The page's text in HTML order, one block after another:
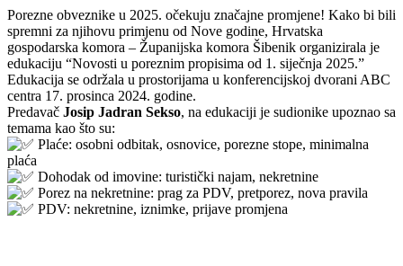
Porezne obveznike u 2025. očekuju značajne promjene! Kako bi bili
spremni za njihovu primjenu od Nove godine, Hrvatska
gospodarska komora – Županijska komora Šibenik organizirala je
edukaciju “Novosti u poreznim propisima od 1. siječnja 2025.”
Edukacija se održala u prostorijama u konferencijskoj dvorani ABC
centra 17. prosinca 2024. godine.
Predavač Josip Jadran Sekso, na edukaciji je sudionike upoznao sa
temama kao što su:
Plaće: osobni odbitak, osnovice, porezne stope, minimalna
plaća
Dohodak od imovine: turistički najam, nekretnine
Porez na nekretnine: prag za PDV, pretporez, nova pravila
PDV: nekretnine, iznimke, prijave promjena